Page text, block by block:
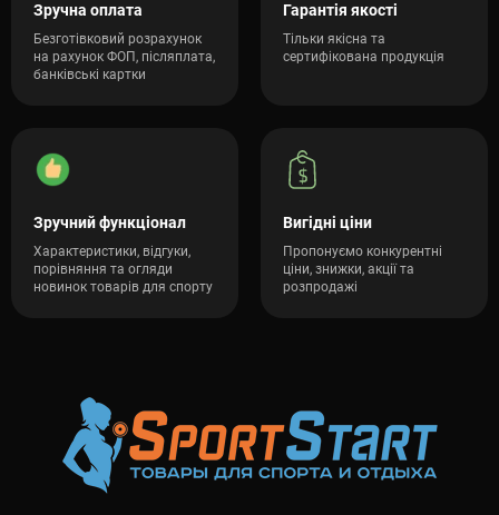
Зручна оплата
Безготівковий розрахунок
на рахунок ФОП, післяплата,
банківські картки
Гарантія якості
Тільки якісна та
сертифікована продукція
Зручний функціонал
Характеристики, відгуки,
порівняння та огляди
новинок товарів для спорту
Вигідні ціни
Пропонуємо конкурентні
ціни, знижки, акції та
розпродажі